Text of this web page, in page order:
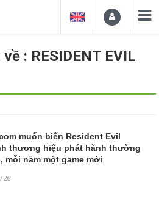
: RESIDENT EVIL
muốn biến Resident Evil
thương hiệu phát hành thường
mỗi năm một game mới
26